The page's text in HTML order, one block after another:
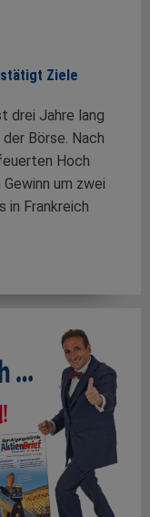
Ziele
drei Jahre lang
Börse. Nach
Hoch
um zwei
in Frankreich